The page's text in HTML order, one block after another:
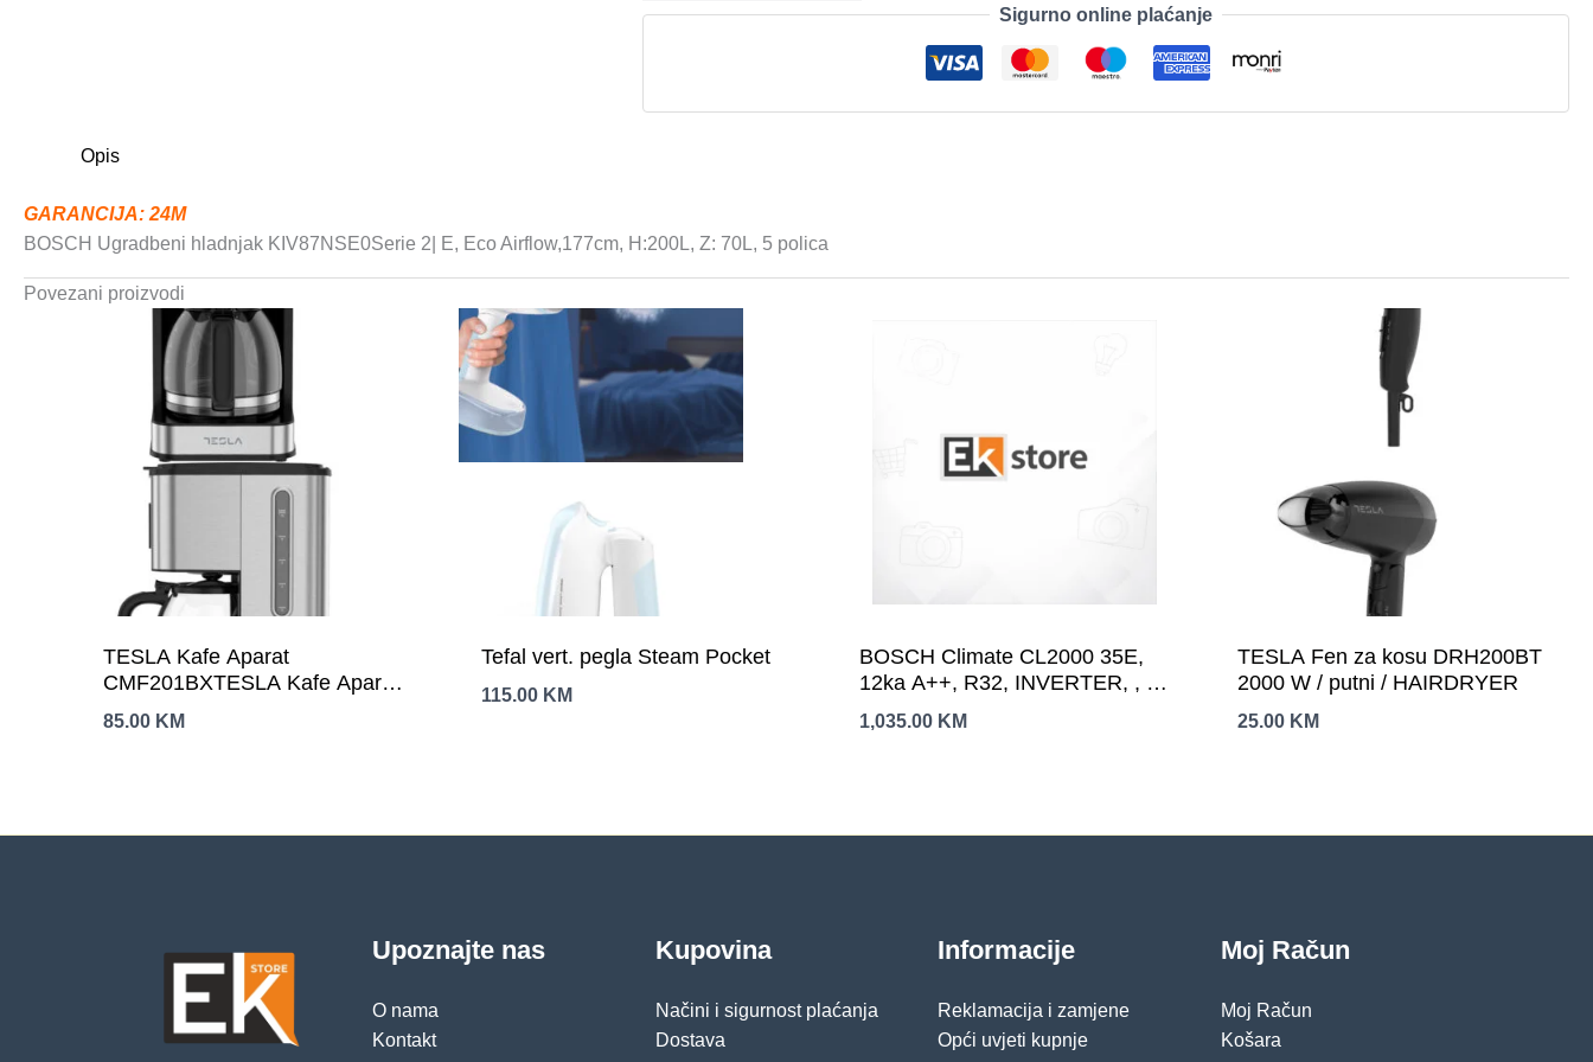
E,
Z:70L,5
Sigurno online plaćanje
Opis
GARANCIJA: 24M
BOSCH Ugradbeni hladnjak KIV87NSE0Serie 2| E, Eco Airflow,177cm, H:200L, Z: 70L, 5 polica
Povezani proizvodi
TESLA Kafe Aparat
CMF201BXTESLA Kafe Aparat
CMF201BXTESLA Kafe Aparat
CMF201BX
85.00 KM
Tefal vert. pegla Steam Pocket
115.00 KM
BOSCH Climate CL2000 35E,
12ka A++, R32, INVERTER, , ,
Hlađenje:-15-50C, Grijanje: -15-
24C,
1,035.00 KM
TESLA Fen za kosu DRH200BT
2000 W / putni / HAIRDRYER
25.00 KM
Upoznajte nas
O nama
Kontakt
Kupovina
Načini i sigurnost plaćanja
Dostava
Informacije
Reklamacija i zamjene
Opći uvjeti kupnje
Moj Račun
Moj Račun
Košara